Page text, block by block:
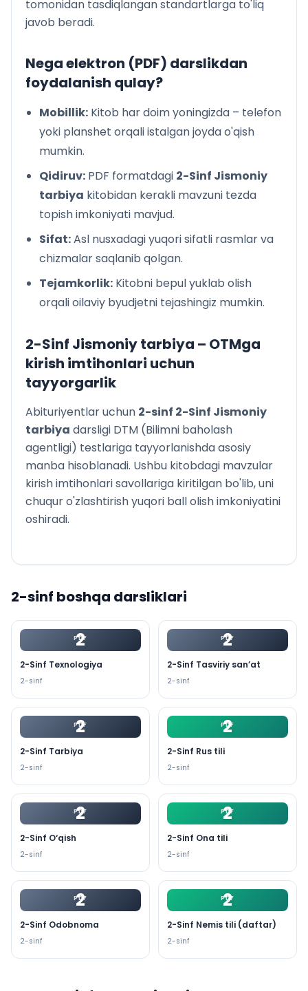
tomonidan tasdiqlangan standartlarga to'liq
javob beradi.
Nega elektron (PDF) darslikdan
foydalanish qulay?
Mobillik: Kitob har doim yoningizda – telefon
yoki planshet orqali istalgan joyda o'qish
mumkin.
Qidiruv: PDF formatdagi 2-Sinf Jismoniy
tarbiya kitobidan kerakli mavzuni tezda
topish imkoniyati mavjud.
Sifat:Asl nusxadagi yuqori sifatli rasmlar va
chizmalar saqlanib qolgan.
Tejamkorlik: Kitobni bepul yuklab olish
orqali oilaviy byudjetni tejashingiz mumkin.
2-Sinf Jismoniy tarbiya – OTMga
kirish imtihonlari uchun
tayyorgarlik
Abituriyentlar uchun 2-sinf 2-Sinf Jismoniy
tarbiya darsligi DTM (Bilimni baholash
agentligi) testlariga tayyorlanishda asosiy
manba hisoblanadi. Ushbu kitobdagi mavzular
kirish imtihonlari savollariga kiritilgan bo'lib, uni
chuqur o'zlashtirish yuqori ball olish imkoniyatini
oshiradi.
2-sinf boshqa darsliklari
2
PDF
2-Sinf Texnologiya
2-sinf
2
PDF
2-Sinf Tasviriy san’at
2-sinf
2
PDF
2-Sinf Tarbiya
2-sinf
2
PDF
2-Sinf Rus tili
2-sinf
2
PDF
2-Sinf O‘qish
2-sinf
2
PDF
2-Sinf Ona tili
2-sinf
2
PDF
2-Sinf Odobnoma
2-sinf
2
PDF
2-Sinf Nemis tili (daftar)
2-sinf